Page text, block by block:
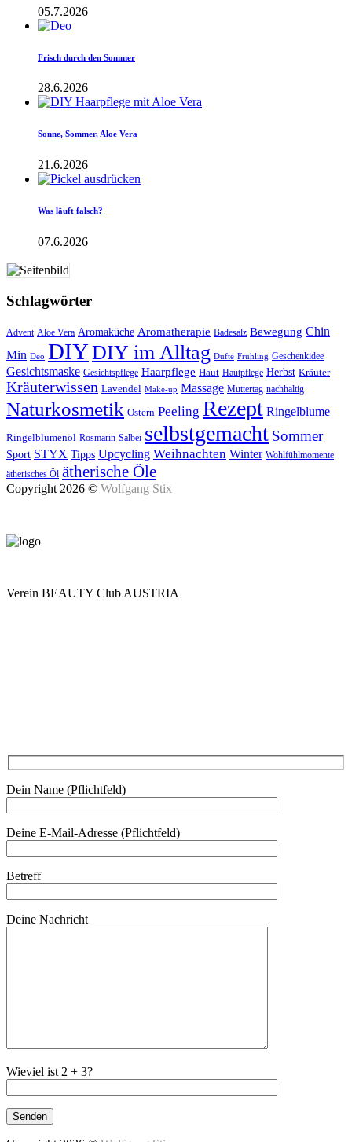
05.7.2026
Frisch durch den Sommer
28.6.2026
Sonne, Sommer, Aloe Vera
21.6.2026
Was läuft falsch?
07.6.2026
Schlagwörter
Advent Aloe Vera Aromaküche Aromatherapie Badesalz Bewegung Chin
Min Deo DIYDIY im Alltag Düfte Frühling Geschenkidee
Gesichtsmaske Gesichtspflege Haarpflege Haut Hautpflege Herbst Kräuter
Kräuterwissen Lavendel Make-up Massage Muttertag nachhaltig
Naturkosmetik Ostern Peeling Rezept Ringelblume
Ringelblumenöl Rosmarin Salbei selbstgemacht Sommer
Sport STYX Tipps Upcycling Weihnachten Winter Wohlfühlmomente
ätherisches Öl ätherische Öle
Copyright 2026 © Wolfgang Stix
Verein BEAUTY Club AUSTRIA
Dein Name (Pflichtfeld)
Deine E-Mail-Adresse (Pflichtfeld)
Betreff
Deine Nachricht
Wieviel ist 2 + 3?